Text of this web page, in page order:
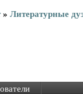
» Литературные